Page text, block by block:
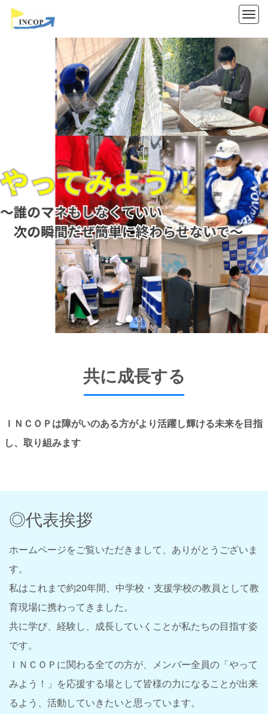
M
u
次
共に成長する
ＩＮＣＯＰは障がいのある方がより活躍し輝ける未来を目指
し、取り組みます
◎代表挨拶
ホームページをご覧いただきまして、ありがとうございま
す。
私はこれまで約20年間、中学校・支援学校の教員として教
育現場に携わってきました。
共に学び、経験し、成長していくことが私たちの目指す姿
です。
ＩＮＣＯＰに関わる全ての方が、メンバー全員の「やって
みよう！」を応援する場として皆様の力になることが出来
るよう、活動していきたいと思っています。